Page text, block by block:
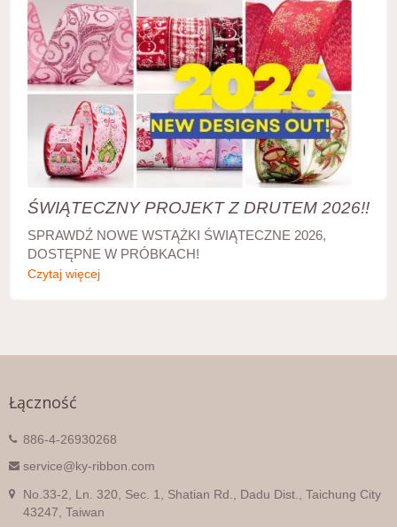
ŚWIĄTECZNY PROJEKT Z DRUTEM 2026!!
SPRAWDŹ NOWE WSTĄŻKI ŚWIĄTECZNE 2026,
DOSTĘPNE W PRÓBKACH!
Czytaj więcej
Łączność
886-4-26930268
service@ky-ribbon.com
No.33-2, Ln. 320, Sec. 1, Shatian Rd., Dadu Dist., Taichung City
43247, Taiwan